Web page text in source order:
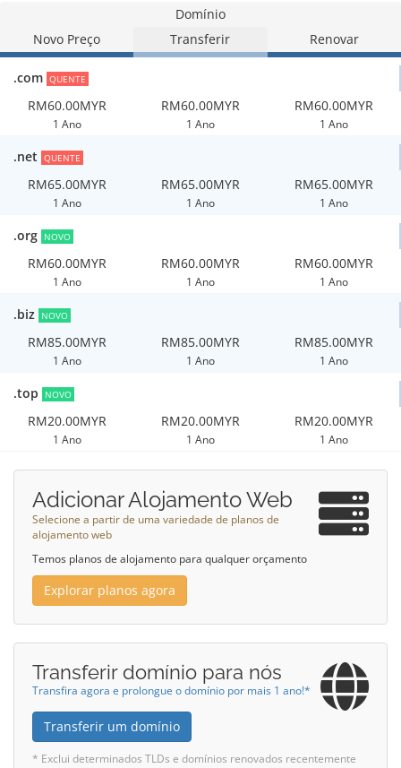
Domínio
Novo Preço
Transferir Renovar
.com QUENTE
RM60.00MYR
1 Ano
RM60.00MYR
1 Ano
RM60.00MYR
1 Ano
.net QUENTE
RM65.00MYR
1 Ano
RM65.00MYR
1 Ano
RM65.00MYR
1 Ano
.org NOVO
RM60.00MYR
1 Ano
RM60.00MYR
1 Ano
RM60.00MYR
1 Ano
.biz NOVO
RM85.00MYR
1 Ano
RM85.00MYR
1 Ano
RM85.00MYR
1 Ano
.top NOVO
RM20.00MYR
1 Ano
RM20.00MYR
1 Ano
RM20.00MYR
1 Ano
Adicionar Alojamento Web
Selecione a partir de uma variedade de planos de
alojamento web
Temos planos de alojamento para qualquer orçamento
Explorar planos agora
Transferir domínio para nós
Transfira agora e prolongue o domínio por mais 1 ano!*
Transferir um domínio
* Exclui determinados TLDs e domínios renovados recentemente